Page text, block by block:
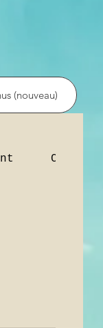
(nouveau)